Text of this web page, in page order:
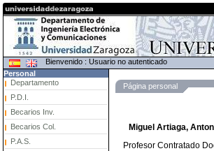
Bienvenido : Usuario no autenticado
Personal
Departamento
P.D.I.
Becarios Inv.
Becarios Col.
P.A.S.
Página personal
Miguel Artiaga,
Profesor Contratado